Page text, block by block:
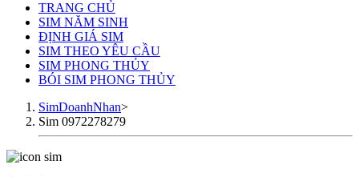
TRANG CHỦ
SIM NĂM SINH
ĐỊNH GIÁ SIM
SIM THEO YÊU CẦU
SIM PHONG THỦY
BÓI SIM PHONG THỦY
SimDoanhNhan>
Sim 0972278279